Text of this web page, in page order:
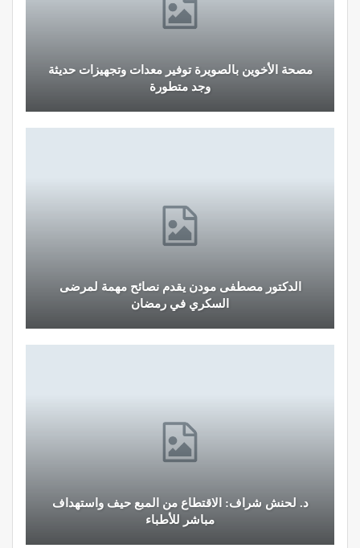
مصحة الأخوين بالصويرة توفير معدات وتجهيزات حديثة
وجد متطورة
الدكتور مصطفى مودن يقدم نصائح مهمة لمرضى
السكري في رمضان
د. لحنش شراف: الاقتطاع من المبع حيف واستهداف
مباشر للأطباء